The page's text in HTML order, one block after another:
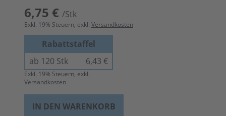
6,75 € /Stk
Exkl. 19% Steuern, exkl. Versandkosten
Rabattstaffel
ab 120 Stk
6,43 €
Exkl. 19% Steuern, exkl.
Versandkosten
IN DEN WARENKORB